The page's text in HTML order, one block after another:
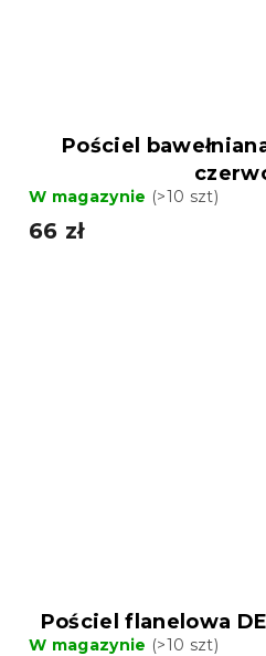
Pościel
W magazynie (>10 szt)
66 zł
Pościel flanelowa
W magazynie (>10 szt)